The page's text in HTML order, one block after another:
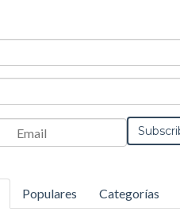
Populares Categorías